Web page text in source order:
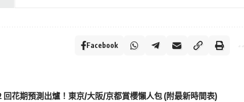
Facebook
回花期預測出爐！東京/大阪/京都賞櫻懶人包 (附最新時間表)